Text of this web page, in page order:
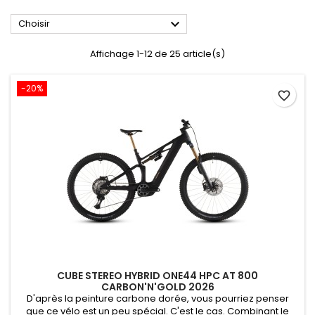
Choisir 
Affichage 1-12 de 25 article(s)
-20%
CUBE STEREO HYBRID ONE44 HPC AT 800
CARBON'N'GOLD 2026
D'après la peinture carbone dorée, vous pourriez penser
que ce vélo est un peu spécial. C'est le cas. Combinant le
favorite_border